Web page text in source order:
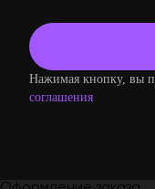
Нажимая кнопку, вы
соглашения